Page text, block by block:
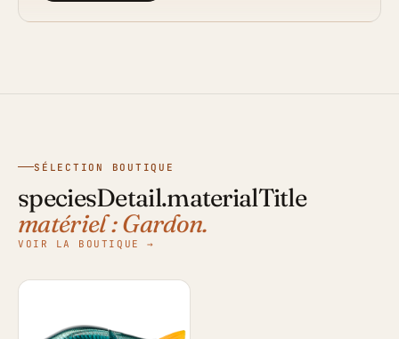
SÉLECTION BOUTIQUE
speciesDetail.materialTitle
matériel : Gardon.
VOIR LA BOUTIQUE →